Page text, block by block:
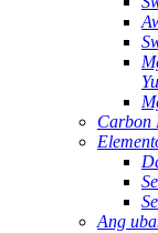
Carbon
Ang